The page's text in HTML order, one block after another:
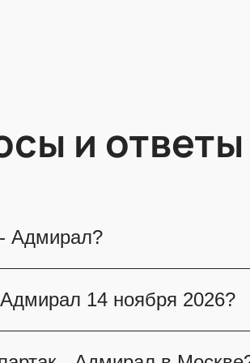
и ответы
- Адмирал?
2026. Чтобы не
гарантию
14 ноября 2026?
на площадке Мегаспорт.